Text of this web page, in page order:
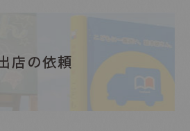
店の依頼